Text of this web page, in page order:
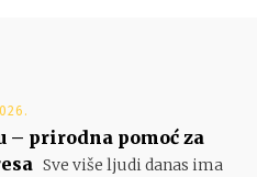
– prirodna pomoć za
Sve više ljudi danas ima